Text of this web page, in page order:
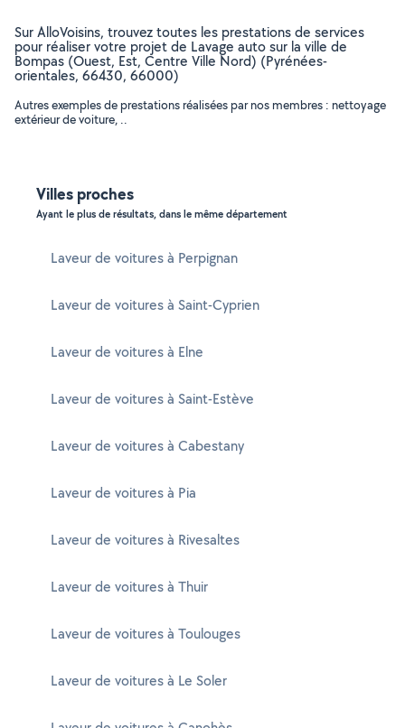
Sur AlloVoisins, trouvez toutes les prestations de services
pour réaliser votre projet de Lavage auto sur la ville de
Bompas (Ouest, Est, Centre Ville Nord) (Pyrénées-
orientales, 66430, 66000)
Autres exemples de prestations réalisées par nos membres : nettoyage
extérieur de voiture, ..
Villes proches
Ayant le plus de résultats, dans le même département
Laveur de voitures à Perpignan
Laveur de voitures à Saint-Cyprien
Laveur de voitures à Elne
Laveur de voitures à Saint-Estève
Laveur de voitures à Cabestany
Laveur de voitures à Pia
Laveur de voitures à Rivesaltes
Laveur de voitures à Thuir
Laveur de voitures à Toulouges
Laveur de voitures à Le Soler